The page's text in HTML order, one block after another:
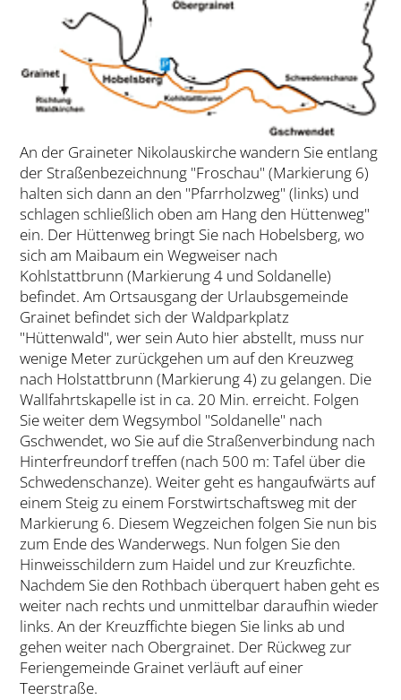
An der Graineter Nikolauskirche wandern Sie entlang
der Straßenbezeichnung "Froschau" (Markierung 6)
halten sich dann an den "Pfarrholzweg" (links) und
schlagen schließlich oben am Hang den Hüttenweg"
ein. Der Hüttenweg bringt Sie nach Hobelsberg, wo
sich am Maibaum ein Wegweiser nach
Kohlstattbrunn (Markierung 4 und Soldanelle)
befindet. Am Ortsausgang der Urlaubsgemeinde
Grainet befindet sich der Waldparkplatz
"Hüttenwald", wer sein Auto hier abstellt, muss nur
wenige Meter zurückgehen um auf den Kreuzweg
nach Holstattbrunn (Markierung 4) zu gelangen. Die
Wallfahrtskapelle ist in ca. 20 Min. erreicht. Folgen
Sie weiter dem Wegsymbol "Soldanelle" nach
Gschwendet, wo Sie auf die Straßenverbindung nach
Hinterfreundorf treffen (nach 500 m: Tafel über die
Schwedenschanze). Weiter geht es hangaufwärts auf
einem Steig zu einem Forstwirtschaftsweg mit der
Markierung 6. Diesem Wegzeichen folgen Sie nun bis
zum Ende des Wanderwegs. Nun folgen Sie den
Hinweisschildern zum Haidel und zur Kreuzfichte.
Nachdem Sie den Rothbach überquert haben geht es
weiter nach rechts und unmittelbar daraufhin wieder
links. An der Kreuzffichte biegen Sie links ab und
gehen weiter nach Obergrainet. Der Rückweg zur
Feriengemeinde Grainet verläuft auf einer
Teerstraße.